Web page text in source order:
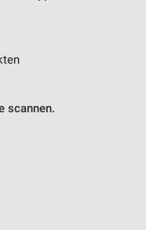
scannen.